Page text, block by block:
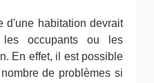
d'une habitation devrait
occupants ou les
En effet, il est possible
de problèmes si